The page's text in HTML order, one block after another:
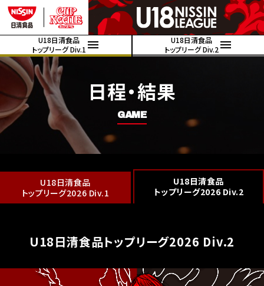
U18日清食品
トップリーグ Div.1
U18日清食品
トップリーグ Div.2
日程・結果
GAME
U18日清食品
トップリーグ2026 Div.1
U18日清食品
トップリーグ2026 Div.2
U18日清食品トップリーグ2026 Div.2